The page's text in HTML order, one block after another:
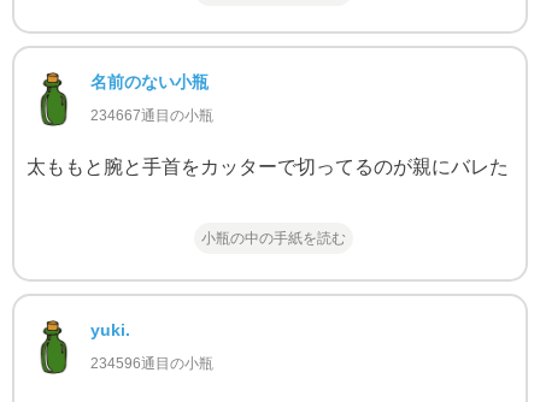
名前のない小瓶
234667通目の小瓶
太ももと腕と手首をカッターで切ってるのが親にバレた
小瓶の中の手紙を読む
yuki.
234596通目の小瓶